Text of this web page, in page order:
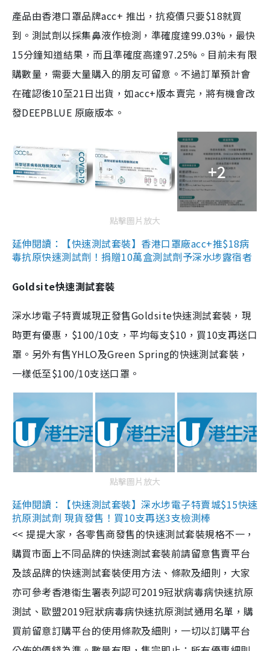
產品由香港口罩品牌acc+ 推出，抗疫價只要$18就買
到。測試劑以採集鼻液作檢測，準確度達99.03%，最快
15分鐘知道結果，而且準確度高達97.25%。目前未有限
購數量，需要大量購入的朋友可留意。不過訂單預計會
在確認後10至21日出貨，如acc+版本賣完，將有機會改
發DEEPBLUE 原廠版本。
+2
點擊圖片放大
延伸閱讀：【快速測試套裝】香港口罩廠acc+推$18病
毒抗原快速測試劑！捐贈10萬盒測試劑予深水埗露宿者
Goldsite快速測試套裝
深水埗電子特賣城現正發售Goldsite快速測試套裝，現
時更有優惠，$100/10支，平均每支$10，買10支再送口
罩。另外有售YHLO及Green Spring的快速測試套裝，
一樣低至$100/10支送口罩。
點擊圖片放大
延伸閱讀：【快速測試套裝】深水埗電子特賣城$15快速
抗原測試劑 現貨發售！買10支再送3支檢測棒
<< 提提大家，各零售商發售的快速測試套裝規格不一，
購買市面上不同品牌的快速測試套裝前請留意售賣平台
及該品牌的快速測試套裝使用方法、條款及細則，大家
亦可參考香港衞生署表列認可2019冠狀病毒病快速抗原
測試、歐盟2019冠狀病毒病快速抗原測試通用名單，購
買前留意訂購平台的使用條款及細則，一切以訂購平台